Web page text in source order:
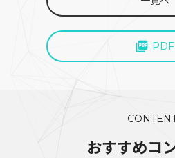
PDF
おすすめコ